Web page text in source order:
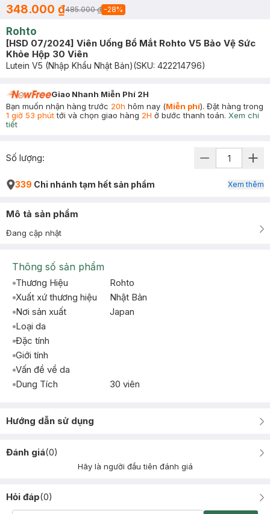
348.000 ₫485.000 ₫ -28%
Rohto
[HSD 07/2024] Viên Uống Bổ Mắt Rohto V5 Bảo Vệ Sức
Khỏe Hộp 30 Viên
Lutein V5 (Nhập Khẩu Nhật Bản)(SKU: 422214796)
Giao Nhanh Miễn Phí 2H
Bạn muốn nhận hàng trước 20h hôm nay (Miễn phí). Đặt hàng trong
1 giờ 53 phúttới và chọn giao hàng 2H ở bước thanh toán. Xem chi
tiết
Số lượng:
339 Chi nhánh tạm hết sản phẩm Xem thêm
Mô tả sản phẩm
Đang cập nhật
Thông số sản phẩm
Thương Hiệu
Rohto
Xuất xứ thương hiệu
Nhật Bản
Nơi sản xuất
Japan
Loại da
Đặc tính
Giới tính
Vấn đề về da
Dung Tích
30 viên
Hướng dẫn sử dụng
Đánh giá(0)
Hãy là người đầu tiên đánh giá
Hỏi đáp(0)